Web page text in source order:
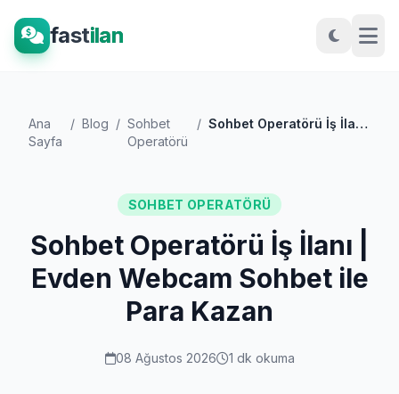
fastilan
Ana
Sayfa
/ Blog / Sohbet
Operatörü
/ Sohbet Operatörü İş İlanı | Evden Webcam...
SOHBET OPERATÖRÜ
Sohbet Operatörü İş İlanı |
Evden Webcam Sohbet ile
Para Kazan
08 Ağustos 2026 1 dk okuma